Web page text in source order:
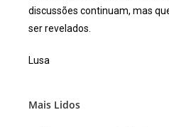
discussões continuam, mas
ser revelados.
Lusa
Mais Lidos